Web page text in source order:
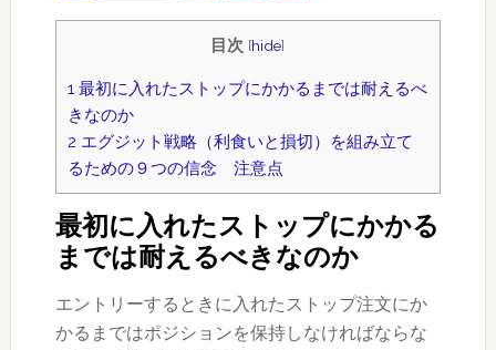
目次 [hide]
1最初に入れたストップにかかるまでは耐えるべ
きなのか
2エグジット戦略（利食いと損切）を組み立て
るための９つの信念 注意点
最初に入れたストップにかかる
までは耐えるべきなのか
エントリーするときに入れたストップ注文にか
かるまではポジションを保持しなければならな